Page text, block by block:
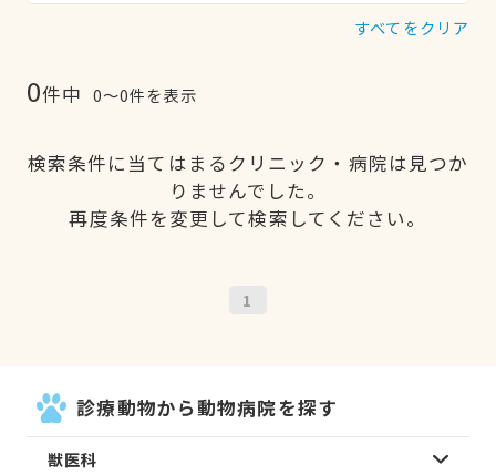
すべてをクリア
0件中 0〜0件を表示
検索条件に当てはまるクリニック・病院は見つか
りませんでした。
再度条件を変更して検索してください。
1
診療動物から動物病院を探す
獣医科